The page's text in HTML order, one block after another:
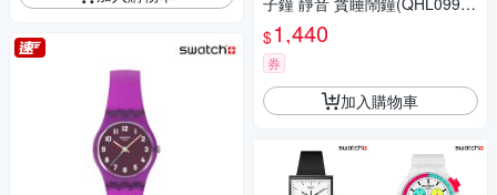
W)4.8X12.3cm
$1,440
券
加入購物車